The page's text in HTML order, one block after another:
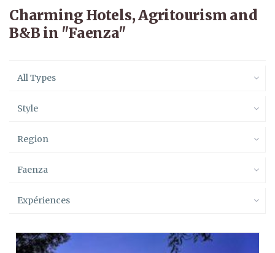
Charming Hotels, Agritourism and
B&B in "Faenza"
All Types
Style
Region
Faenza
Expériences